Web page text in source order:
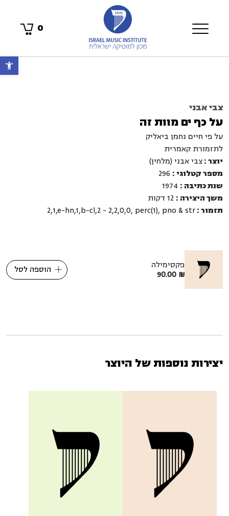
0
צבי אבני
על כף ים מוות זה
על פי חיים נחמן ביאליק
לתזמורת קאמרית
יוצר :צבי אבני (מלחין)
מספר קטלוגי :
שנת כתיבה :
משך היצירה :
תזמור :2,1,e-hn,1,b-cl,2 - 2,2,0,0, perc(1), pno & str
פקסימילה
90.00 ₪ הוספה לסל
יצירות נוספות של היוצר